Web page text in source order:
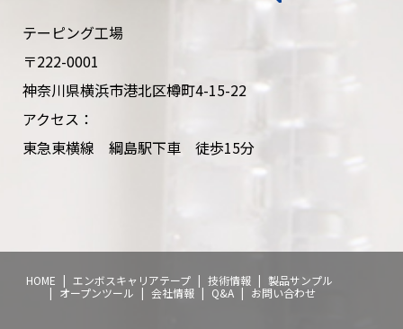
テーピング工場
〒222-0001
神奈川県横浜市港北区樽町4-15-22
アクセス：
東急東横線 綱島駅下車 徒歩15分
HOME エンボスキャリアテープ 技術情報
製品サンプル
オープンツール
会社情報 Q&A お問い合わせ